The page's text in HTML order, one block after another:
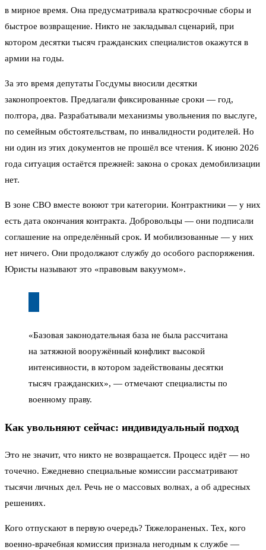
в мирное время. Она предусматривала краткосрочные сборы и
быстрое возвращение. Никто не закладывал сценарий, при
котором десятки тысяч гражданских специалистов окажутся в
армии на годы.
За это время депутаты Госдумы вносили десятки
законопроектов. Предлагали фиксированные сроки — год,
полтора, два. Разрабатывали механизмы увольнения по выслуге,
по семейным обстоятельствам, по инвалидности родителей. Но
ни один из этих документов не прошёл все чтения. К июню 2026
года ситуация остаётся прежней: закона о сроках демобилизации
нет.
В зоне СВО вместе воюют три категории. Контрактники — у них
есть дата окончания контракта. Добровольцы — они подписали
соглашение на определённый срок. И мобилизованные — у них
нет ничего. Они продолжают службу до особого распоряжения.
Юристы называют это «правовым вакуумом».
«Базовая законодательная база не была рассчитана
на затяжной вооружённый конфликт высокой
интенсивности, в котором задействованы десятки
тысяч гражданских», — отмечают специалисты по
военному праву.
Как увольняют сейчас: индивидуальный подход
Это не значит, что никто не возвращается. Процесс идёт — но
точечно. Ежедневно специальные комиссии рассматривают
тысячи личных дел. Речь не о массовых волнах, а об адресных
решениях.
Кого отпускают в первую очередь? Тяжелораненых. Тех, кого
военно-врачебная комиссия признала негодным к службе —